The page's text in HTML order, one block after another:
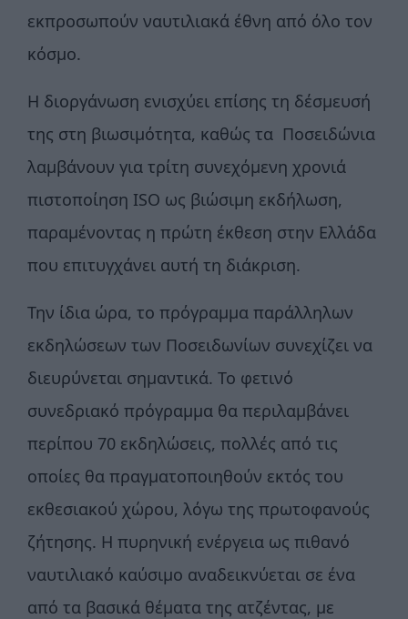
εκπροσωπούν ναυτιλιακά έθνη από όλο τον
κόσμο.
Η διοργάνωση ενισχύει επίσης τη δέσμευσή
της στη βιωσιμότητα, καθώς τα Ποσειδώνια
λαμβάνουν για τρίτη συνεχόμενη χρονιά
πιστοποίηση ISO ως βιώσιμη εκδήλωση,
παραμένοντας η πρώτη έκθεση στην Ελλάδα
που επιτυγχάνει αυτή τη διάκριση.
Την ίδια ώρα, το πρόγραμμα παράλληλων
εκδηλώσεων των Ποσειδωνίων συνεχίζει να
διευρύνεται σημαντικά. Το φετινό
συνεδριακό πρόγραμμα θα περιλαμβάνει
περίπου 70 εκδηλώσεις, πολλές από τις
οποίες θα πραγματοποιηθούν εκτός του
εκθεσιακού χώρου, λόγω της πρωτοφανούς
ζήτησης. Η πυρηνική ενέργεια ως πιθανό
ναυτιλιακό καύσιμο αναδεικνύεται σε ένα
από τα βασικά θέματα της ατζέντας, με